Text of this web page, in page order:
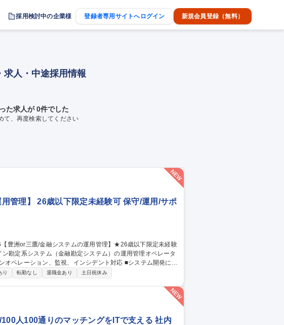
採用検討中の企業様 登録者専用サイトへログイン 新規会員登録（無料）
求人・中途採用情報
た求人が 0件でした
て、再度検索してください
管理】 26歳以下限定未経験可 保守/運用/サポ
業務の魅力】 ITILに基づいた大規模金融システムの運用業務
り 転勤なし 退職金あり 土日祝休み
人100通りのマッチングをITで支える 社内